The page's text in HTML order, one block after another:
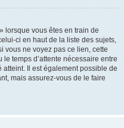
lorsque vous êtes en train de
ci en haut de la liste des sujets,
vous ne voyez pas ce lien, cette
temps d’attente nécessaire entre
atteint. Il est également possible de
mais assurez-vous de le faire